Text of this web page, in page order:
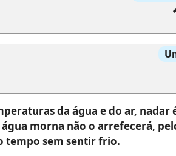
da água e do ar,
morna não o arrefecerá,
tempo sem sentir frio.